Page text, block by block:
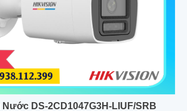
DS-2CD1047G3H-LIUF/SRB